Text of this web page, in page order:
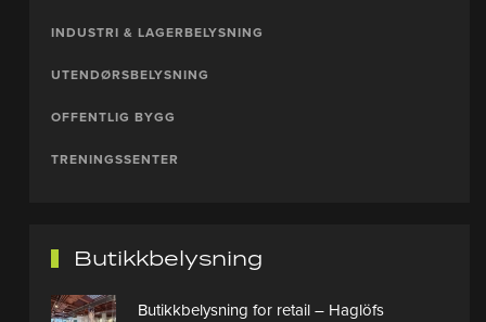
INDUSTRI & LAGERBELYSNING
UTENDØRSBELYSNING
OFFENTLIG BYGG
TRENINGSSENTER
Butikkbelysning
Butikkbelysning for retail – Haglöfs